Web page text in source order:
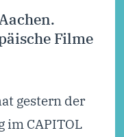
Filme
gestern der
im CAPITOL